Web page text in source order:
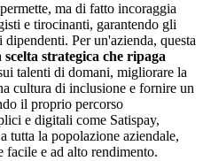
ma di fatto incoraggia
e tirocinanti, garantendo gli
Per un'azienda, questa
scelta strategica che ripaga
talenti di domani, migliorare la
cultura di inclusione e fornire un
il proprio percorso
e digitali come Satispay,
tutta la popolazione aziendale,
facile e ad alto rendimento.